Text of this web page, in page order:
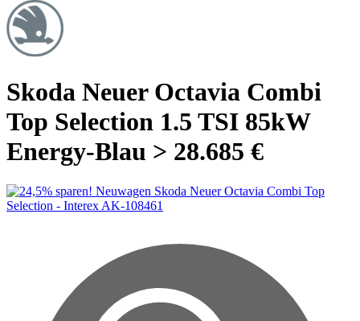
Skoda Neuer Octavia Combi
Top Selection 1.5 TSI 85kW
Energy-Blau > 28.685 €